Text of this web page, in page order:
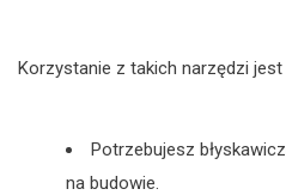
Korzystanie z takich narzędzi
Potrzebujesz
na budowie.